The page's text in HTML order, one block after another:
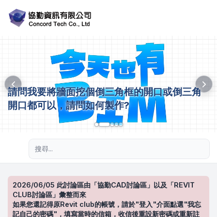
請問我要將牆面挖個倒三角框的開口或倒三角
開口都可以，請問如何製作?
2026/06/05 此討論區由「協勤CAD討論區」以及「REVIT
CLUB討論區」彙整而來
如果您還記得原Revit club的帳號，請於"登入"介面點選"我忘
記自己的密碼"，填寫當時的信箱，收信後重設新密碼或重新註